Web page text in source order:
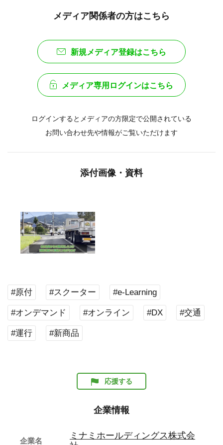
メディア関係者の方はこちら
新規メディア登録はこちら
メディア専用ログインはこちら
ログインするとメディアの方限定で公開されている
お問い合わせ先や情報がご覧いただけます
添付画像・資料
#原付 #スクーター #e-Learning
#オンデマンド #オンライン #DX #交通
#運行 #新商品
応援する
企業情報
企業名
ミナミホールディングス株式会